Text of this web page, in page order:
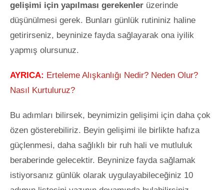
gelişimi için yapılması gerekenler üzerinde
düşünülmesi gerek. Bunları günlük rutininiz haline
getirirseniz, beyninize fayda sağlayarak ona iyilik
yapmış olursunuz.
AYRICA: Erteleme Alışkanlığı Nedir? Neden Olur?
Nasıl Kurtuluruz?
Bu adımları bilirsek, beynimizin gelişimi için daha çok
özen gösterebiliriz. Beyin gelişimi ile birlikte hafıza
güçlenmesi, daha sağlıklı bir ruh hali ve mutluluk
beraberinde gelecektir. Beyninize fayda sağlamak
istiyorsanız günlük olarak uygulayabileceğiniz 10